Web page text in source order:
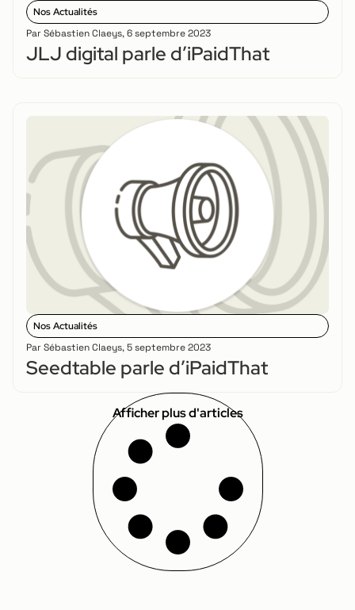
Nos Actualités
Par Sébastien Claeys,6 septembre 2023
JLJ digital parle d’iPaidThat
Nos Actualités
Par Sébastien Claeys,5 septembre 2023
Seedtable parle d’iPaidThat
Afficher plus d'articles